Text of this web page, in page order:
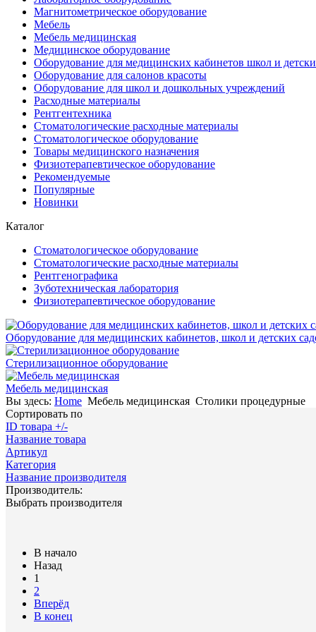
Магнитометрическое оборудование
Мебель
Мебель медицинская
Медицинское оборудование
Оборудование для медицинских кабинетов школ и
Оборудование для салонов красоты
Оборудование для школ и дошкольных учреждений
Расходные материалы
Рентгентехника
Стоматологические расходные материалы
Стоматологическое оборудование
Товары медицинского назначения
Физиотерапевтическое оборудование
Рекомендуемые
Популярные
Новинки
Каталог
Стоматологическое оборудование
Стоматологические расходные материалы
Рентгенографика
Зуботехническая лаборатория
Физиотерапевтическое оборудование
Оборудование для медицинских кабинетов, школ и детских
Стерилизационное оборудование
Мебель медицинская
Вы здесь: Home Мебель медицинская Столики процедурные
Сортировать по
ID товара +/-
Название товара
Артикул
Категория
Название производителя
Производитель:
Выбрать производителя
В начало
Назад
1
2
Вперёд
В конец